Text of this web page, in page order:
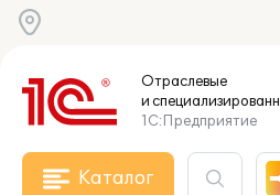
Отраслевые
и
1С:Предприятие
Каталог